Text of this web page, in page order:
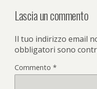
Lascia un commento
Il tuo indirizzo email
obbligatori sono
Commento *